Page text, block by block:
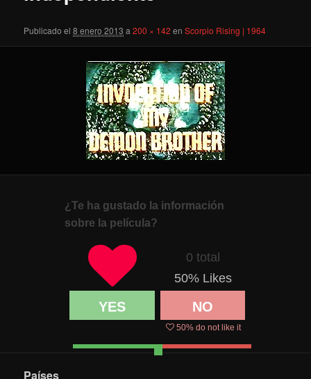
Publicado el 8 enero 2013 a200 × 142 enScorpio Rising | 1964
¿Te ha gustado la información
sobre la película?
0 total
50% Likes
YES NO
50% do not like it
Países